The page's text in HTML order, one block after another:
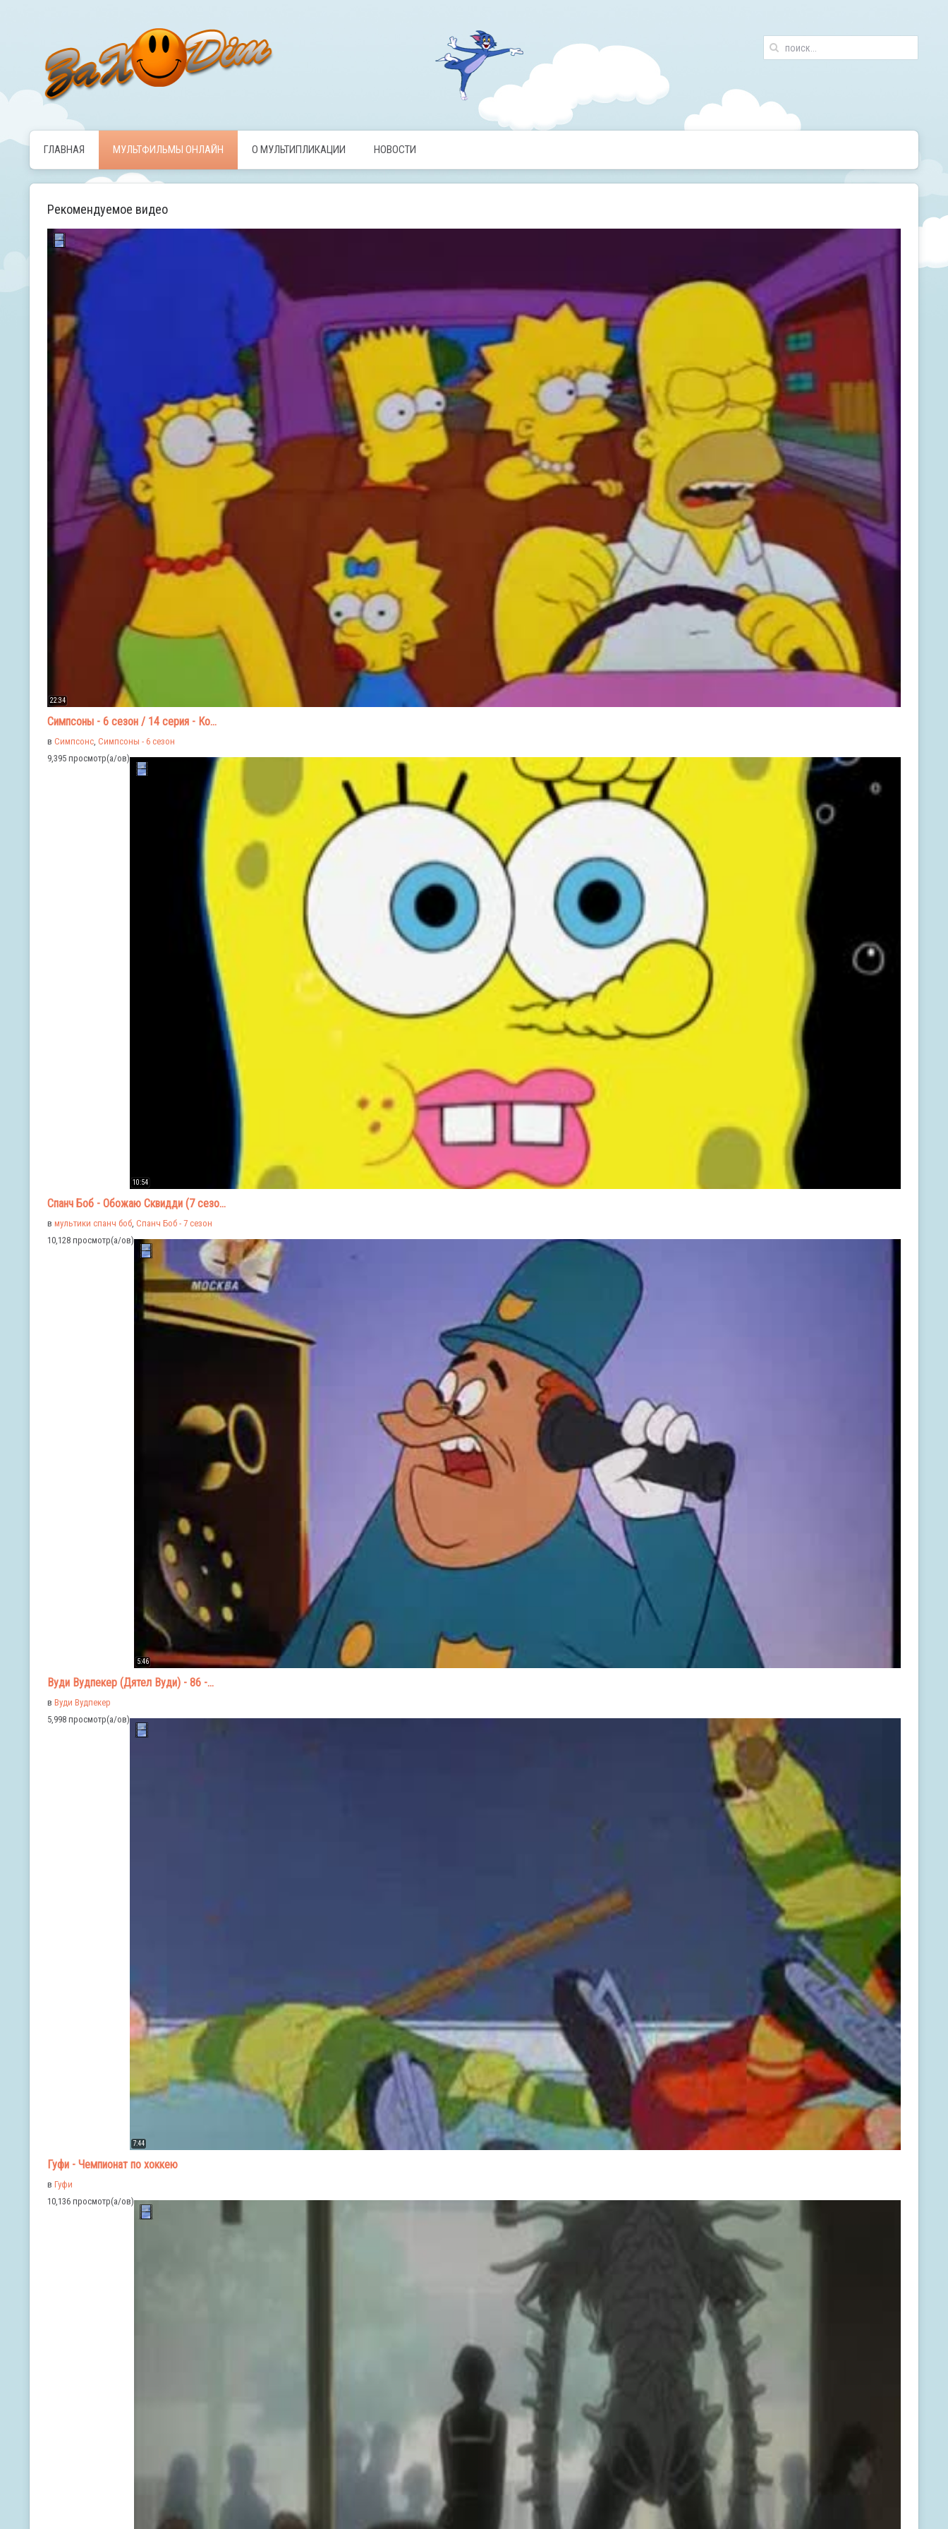
ГЛАВНАЯ МУЛЬТФИЛЬМЫ ОНЛАЙН О МУЛЬТИПЛИКАЦИИ НОВОСТИ
Рекомендуемое видео
22:34
Симпсоны - 6 сезон / 14 серия - Ко...
в Симпсонс Симпсоны - 6 сезон
9,395 просмотр(а/ов)
10:54
Спанч Боб - Обожаю Сквидди (7 сезо...
в мультики спанч боб Спанч Боб - 7 сезон
10,128 просмотр(а/ов)
5:46
Вуди Вудпекер (Дятел Вуди) - 86 -...
в Вуди Вудпекер
5,998 просмотр(а/ов)
7:44
Гуфи - Чемпионат по хоккею
в Гуфи
10,136 просмотр(а/ов)